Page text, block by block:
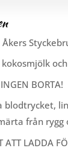
BORTA!
blodtrycket,
från rygg
ATT LADDA